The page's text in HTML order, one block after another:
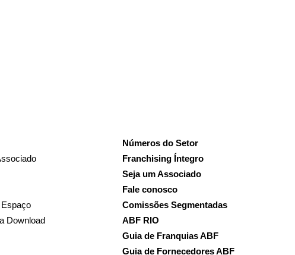
Download
Números do Setor
Franchising Íntegro
Seja um Associado
Fale conosco
Comissões Segmentadas
ABF RIO
Guia de Franquias ABF
Guia de Fornecedores ABF